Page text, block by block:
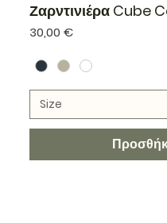
Ζαρντινιέρα Cube
Τιμή
30,00 €